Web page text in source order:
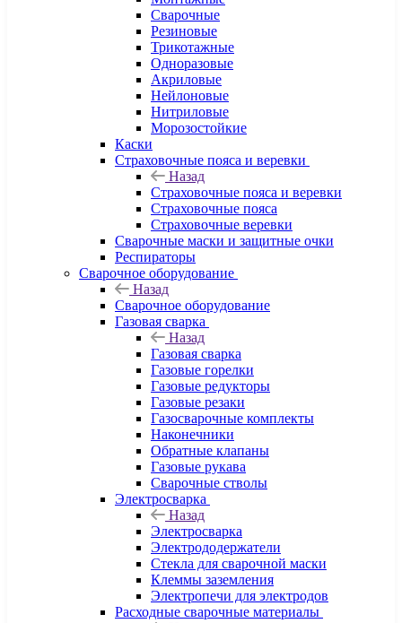
Сварочные
Резиновые
Трикотажные
Одноразовые
Акриловые
Нейлоновые
Нитриловые
Морозостойкие
Каски
Страховочные пояса и веревки
Назад
Страховочные пояса и веревки
Страховочные пояса
Страховочные веревки
Сварочные маски и защитные очки
Респираторы
Сварочное оборудование
Назад
Сварочное оборудование
Газовая сварка
Назад
Газовая сварка
Газовые горелки
Газовые редукторы
Газовые резаки
Газосварочные комплекты
Наконечники
Обратные клапаны
Газовые рукава
Сварочные стволы
Электросварка
Назад
Электросварка
Электрододержатели
Стекла для сварочной маски
Клеммы заземления
Электропечи для электродов
Расходные сварочные материалы